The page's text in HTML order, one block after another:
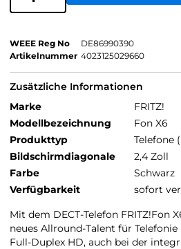
WEEE Reg No
DE86990390
Artikelnummer 4023125029660
Zusätzliche Informationen
Marke
FRITZ!
Modellbezeichnung
Fon X6
Produkttyp
Telefone
Bildschirmdiagonale
2,4 Zoll
Farbe
Schwarz
Verfügbarkeit
sofort
Mit dem DECT-Telefon FRITZ!Fon
neues Allround-Talent für
Full-Duplex HD, auch bei der